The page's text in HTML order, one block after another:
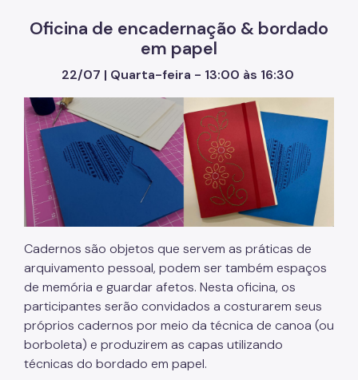
Oficina de encadernação & bordado
em papel
22/07 | Quarta-feira - 13:00 às 16:30
Cadernos são objetos que servem as práticas de
arquivamento pessoal, podem ser também espaços
de memória e guardar afetos. Nesta oficina, os
participantes serão convidados a costurarem seus
próprios cadernos por meio da técnica de canoa (ou
borboleta) e produzirem as capas utilizando
técnicas do bordado em papel.